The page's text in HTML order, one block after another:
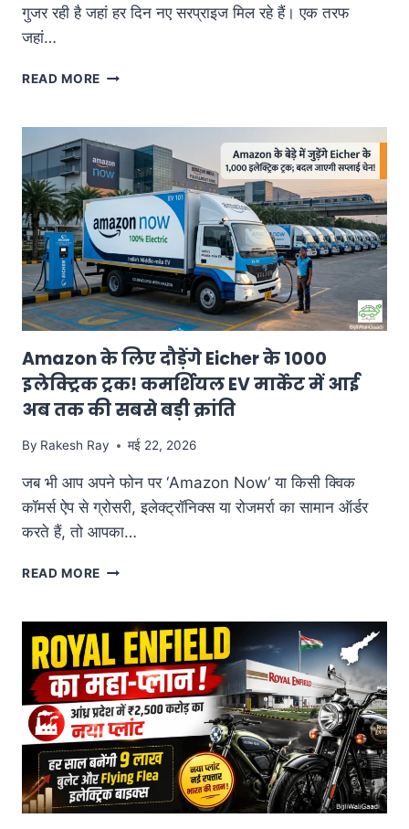
गुजर रही है जहां हर दिन नए सरप्राइज मिल रहे हैं। एक तरफ
जहां…
READ MORE EV
बड़ा
भूचाल!
दिग्गज
कंपनी
ने
समेटा
अपना
E-
AXLE
बिजनेस,
अब
महंगी
हो
जाएंगी
इलेक्ट्रिक
Amazon के लिए दौड़ेंगे Eicher के 1000
इलेक्ट्रिक ट्रक! कमर्शियल EV मार्केट में आई
अब तक की सबसे बड़ी क्रांति
By Rakesh Ray मई 22, 2026
जब भी आप अपने फोन पर ‘Amazon Now‘ या किसी क्विक
कॉमर्स ऐप से ग्रोसरी, इलेक्ट्रॉनिक्स या रोजमर्रा का सामान ऑर्डर
करते हैं, तो आपका…
READ MORE AMAZON
दौड़ेंगे
EICHER
के
1000
इलेक्ट्रिक
ट्रक!
कमर्शियल
EV
मार्केट
में
आई